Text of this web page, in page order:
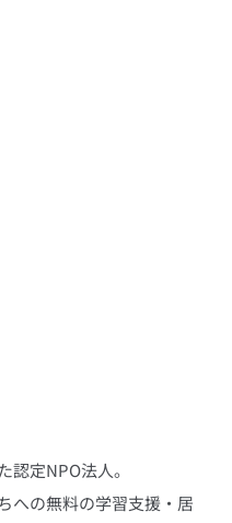
認定NPO法人。
への無料の学習支援・居